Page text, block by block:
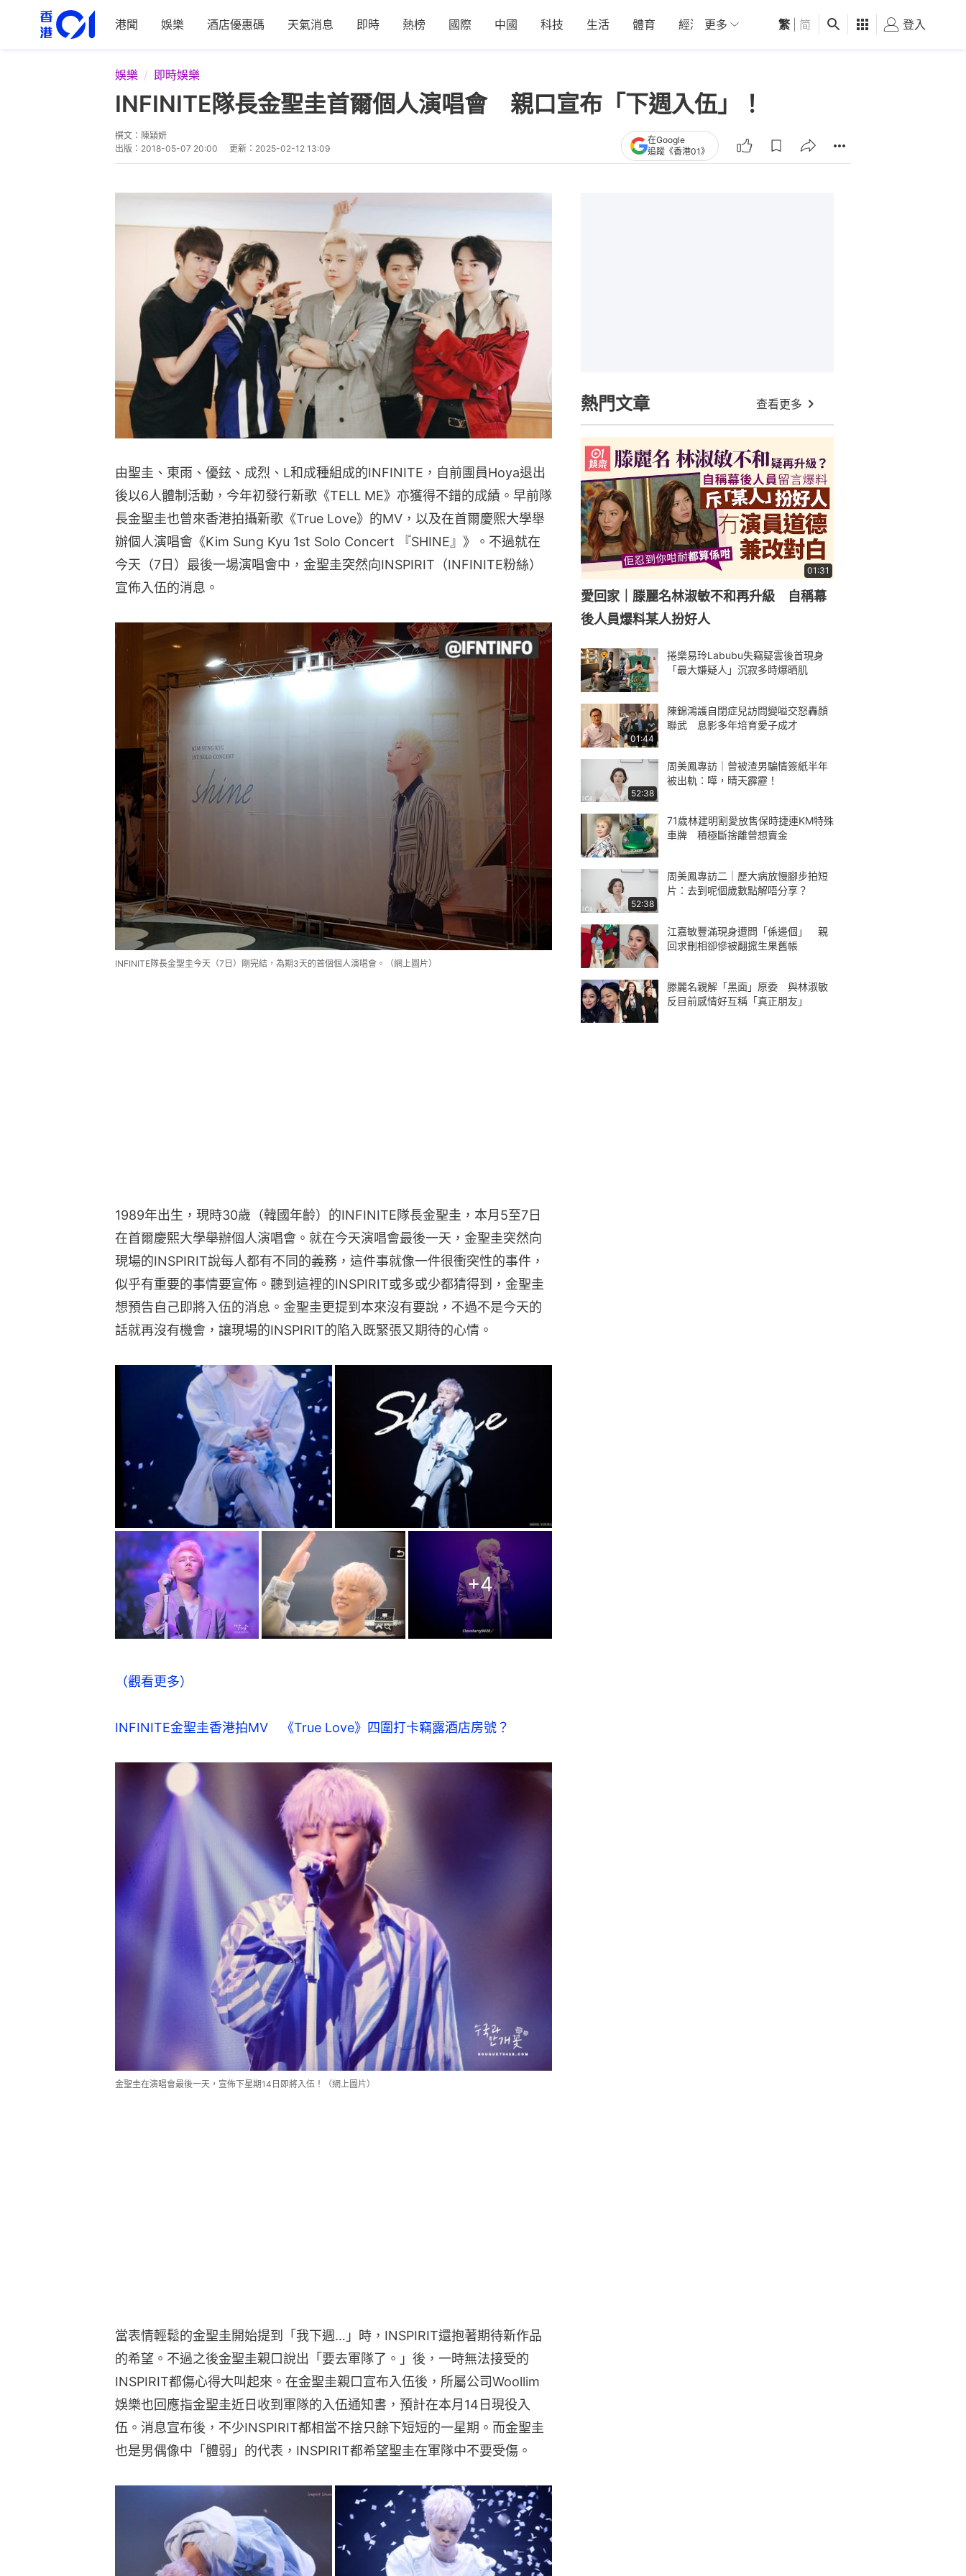
港聞 娛樂 酒店優惠碼 天氣消息 即時 熱榜 國際 中國 科技 生活 體育 經濟 01深圳 觀點 健康 好食玩飛
更多 繁 简 登入
娛樂 即時娛樂
INFINITE隊長金聖圭首爾個人演唱會 親口宣布「下週入伍」！
撰文： 陳穎妍
出版： 2018-05-07 20:00 更新： 2025-02-12 13:09
在Google
追蹤《香港01》
由聖圭、東雨、優鉉、成烈、L和成種組成的INFINITE，自前團員Hoya退出
後以6人體制活動，今年初發行新歌《TELL ME》亦獲得不錯的成績。早前隊
長金聖圭也曾來香港拍攝新歌《True Love》的MV，以及在首爾慶熙大學舉
辦個人演唱會《Kim Sung Kyu 1st Solo Concert 『SHINE』》。不過就在
今天（7日）最後一場演唱會中，金聖圭突然向INSPIRIT（INFINITE粉絲）
宣佈入伍的消息。
INFINITE隊長金聖圭今天（7日）剛完結，為期3天的首個個人演唱會。（網上圖片）
1989年出生，現時30歲（韓國年齡）的INFINITE隊長金聖圭，本月5至7日
在首爾慶熙大學舉辦個人演唱會。就在今天演唱會最後一天，金聖圭突然向
現場的INSPIRIT說每人都有不同的義務，這件事就像一件很衝突性的事件，
似乎有重要的事情要宣佈。聽到這裡的INSPIRIT或多或少都猜得到，金聖圭
想預告自己即將入伍的消息。金聖圭更提到本來沒有要說，不過不是今天的
話就再沒有機會，讓現場的INSPIRIT的陷入既緊張又期待的心情。
+4
（觀看更多）
INFINITE金聖圭香港拍MV　《True Love》四圍打卡竊露酒店房號？
金聖圭在演唱會最後一天，宣佈下星期14日即將入伍！（網上圖片）
當表情輕鬆的金聖圭開始提到「我下週…」時，INSPIRIT還抱著期待新作品
的希望。不過之後金聖圭親口說出「要去軍隊了。」後，一時無法接受的
INSPIRIT都傷心得大叫起來。在金聖圭親口宣布入伍後，所屬公司Woollim
娛樂也回應指金聖圭近日收到軍隊的入伍通知書，預計在本月14日現役入
伍。消息宣布後，不少INSPIRIT都相當不捨只餘下短短的一星期。而金聖圭
也是男偶像中「體弱」的代表，INSPIRIT都希望聖圭在軍隊中不要受傷。
熱門文章 查看更多
01:31
愛回家｜滕麗名林淑敏不和再升級 自稱幕
後人員爆料某人扮好人
捲樂易玲Labubu失竊疑雲後首現身
「最大嫌疑人」沉寂多時爆晒肌
01:44
陳錦鴻護自閉症兒訪問變嗌交怒轟顏
聯武 息影多年培育愛子成才
52:38
周美鳳專訪｜曾被渣男騙情簽紙半年
被出軌：嘩，晴天霹靂！
71歲林建明割愛放售保時捷連KM特殊
車牌 積極斷捨離曾想賣金
52:38
周美鳳專訪二｜歷大病放慢腳步拍短
片：去到呢個歲數點解唔分享？
江嘉敏豐滿現身遭問「係邊個」 親
回求刪相卻慘被翻搲生果舊帳
滕麗名親解「黑面」原委 與林淑敏
反目前感情好互稱「真正朋友」